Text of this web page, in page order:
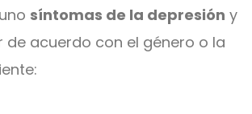
síntomas de la depresión y
de acuerdo con el género o la